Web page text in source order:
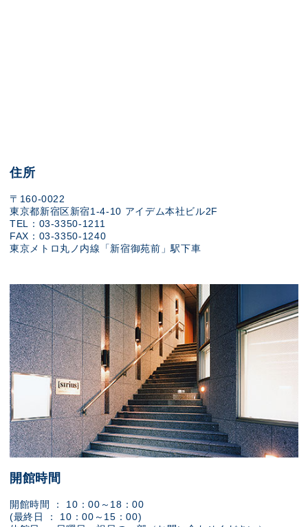
住所
〒160-0022
東京都新宿区新宿1-4-10 アイデム本社ビル2F
TEL：03-3350-1211
FAX：03-3350-1240
東京メトロ丸ノ内線「新宿御苑前」駅下車
開館時間
開館時間 ： 10：00～18：00
(最終日 ： 10：00～15：00)